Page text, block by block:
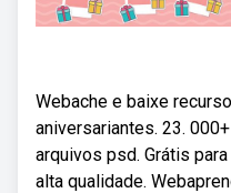
Webache e baixe
aniversariantes. 23.
arquivos psd. Grátis
alta qualidade.